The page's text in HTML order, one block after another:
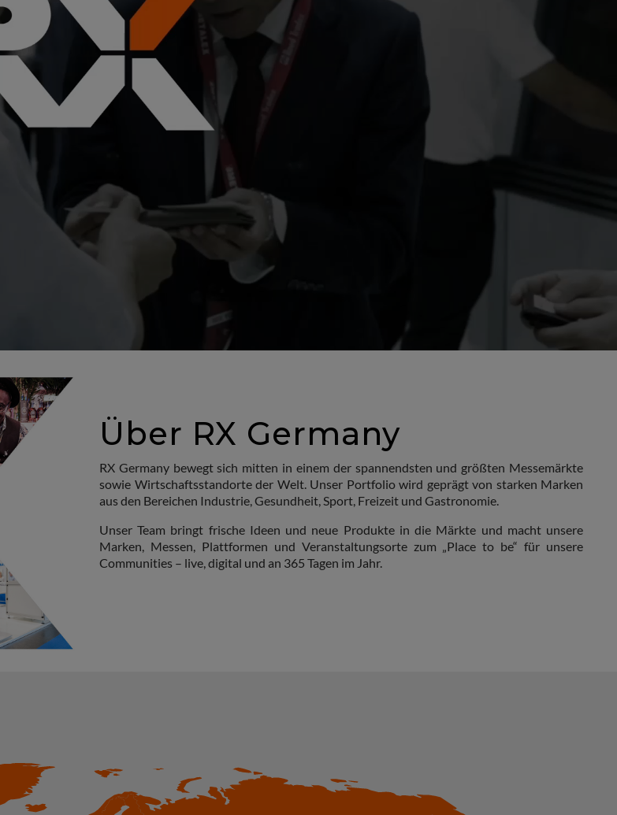
Über RX Germany
RX Germany bewegt sich mitten in einem der spannendsten und größten Messemärkte
sowie Wirtschaftsstandorte der Welt. Unser Portfolio wird geprägt von starken Marken
aus den Bereichen Industrie, Gesundheit, Sport, Freizeit und Gastronomie.
Unser Team bringt frische Ideen und neue Produkte in die Märkte und macht unsere
Marken, Messen, Plattformen und Veranstaltungsorte zum „Place to be“ für unsere
Communities – live, digital und an 365 Tagen im Jahr.